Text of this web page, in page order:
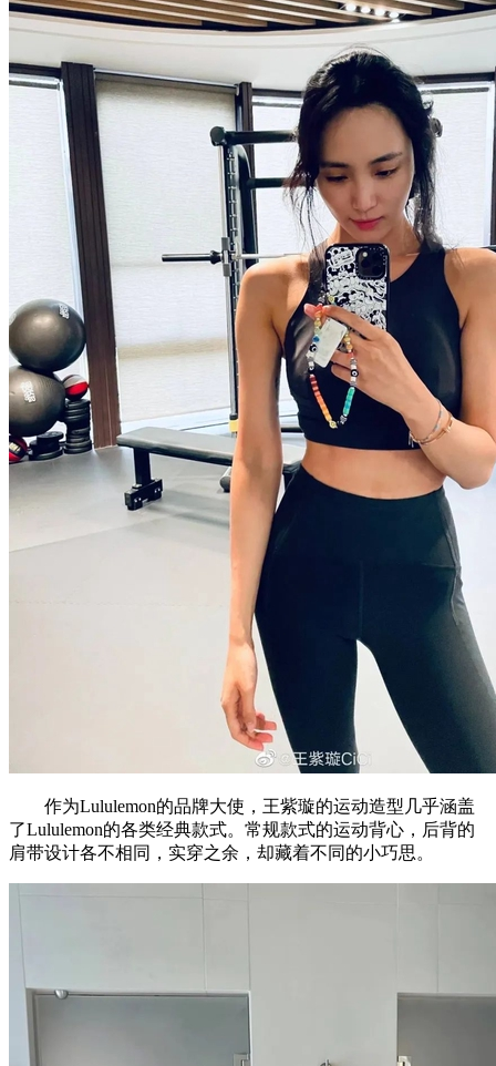
作为Lululemon的品牌大使，王紫璇的运动造型几乎涵盖
了Lululemon的各类经典款式。常规款式的运动背心，后背的
肩带设计各不相同，实穿之余，却藏着不同的小巧思。